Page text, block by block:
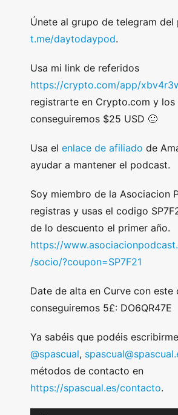
Únete al grupo de telegram del
t.me/daytodaypod.
Usa mi link de referidos
https://crypto.com/app/
registrarte en Crypto.com y los
conseguiremos $25 USD 🙂
Usa el enlace de afiliado de
ayudar a mantener el podcast.
Soy miembro de la Asociacion
registras y usas el codigo
de lo descuento el primer año.
https://
/socio/?coupon=SP7F21
Date de alta en Curve con este
conseguiremos 5£: DO6QR47E
Ya sabéis que podéis
@spascual,
métodos de contacto en
https://spascual.es/contacto.